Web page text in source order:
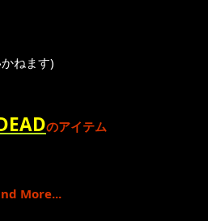
ねます)
のアイテム
More...